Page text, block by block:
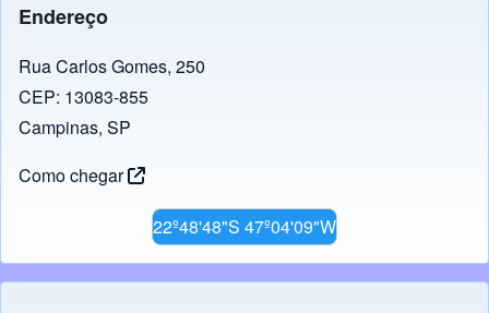
Endereço
Rua Carlos Gomes, 250
CEP: 13083-855
Campinas, SP
Como chegar
22º48'48"S 47º04'09"W